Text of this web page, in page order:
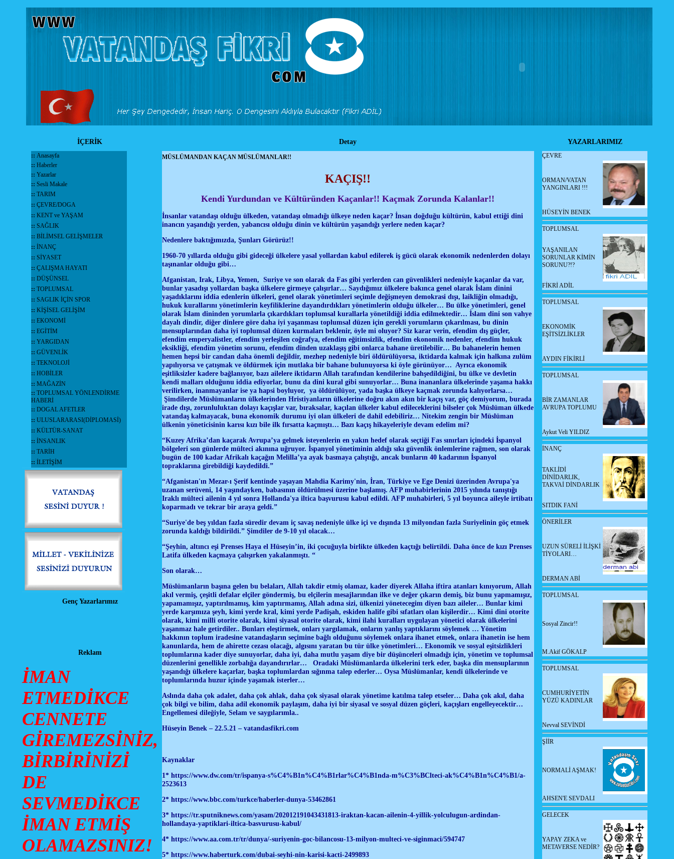
İÇERİK Detay YAZARLARIMIZ
:: Anasayfa
:: Haberler
:: Yazarlar
:: Sesli Makale
:: TARIM
:: ÇEVRE/DOGA
:: KENT ve YAŞAM
:: SAĞLIK
:: BİLİMSEL GELİŞMELER
:: İNANÇ
:: SİYASET
:: ÇALIŞMA HAYATI
:: DÜŞÜNSEL
:: TOPLUMSAL
:: SAGLIK İÇİN SPOR
:: KİŞİSEL GELİŞİM
:: EKONOMİ
:: EGİTİM
:: YARGIDAN
:: GÜVENLİK
:: TEKNOLOJİ
:: HOBİLER
:: MAĞAZİN
:: TOPLUMSAL YÖNLENDİRME
HABERİ
:: DOGAL AFETLER
:: ULUSLARARASI(DİPLOMASİ)
:: KÜLTÜR-SANAT
:: İNSANLIK
:: TARİH
:: İLETİŞİM
Genç Yazarlarımız
Reklam
İMAN
ETMEDİKCE
CENNETE
GİREMEZSİNİZ,
BİRBİRİNİZİ
DE
SEVMEDİKCE
İMAN ETMİŞ
OLAMAZSINIZ!
MÜSLÜMANDAN KAÇAN MÜSLÜMANLAR!!
KAÇIŞ!!
Kendi Yurdundan ve Kültüründen Kaçanlar!! Kaçmak Zorunda Kalanlar!!
İnsanlar vatandaşı olduğu ülkeden, vatandaşı olmadığı ülkeye neden kaçar? İnsan doğduğu kültürün, kabul ettiği dini
inancın yaşandığı yerden, yabancısı olduğu dinin ve kültürün yaşandığı yerlere neden kaçar?
Nedenlere baktığımızda, Şunları Görürüz!!
1960-70 yıllarda olduğu gibi gideceği ülkelere yasal yollardan kabul edilerek iş gücü olarak ekonomik nedenlerden dolayı
taşınanlar olduğu gibi…
Afganistan, Irak, Libya, Yemen, Suriye ve son olarak da Fas gibi yerlerden can güvenlikleri nedeniyle kaçanlar da var,
bunlar yasadışı yollardan başka ülkelere girmeye çalışırlar… Saydığımız ülkelere bakınca genel olarak İslam dinini
yaşadıklarını iddia edenlerin ülkeleri, genel olarak yönetimleri seçimle değişmeyen demokrasi dışı, laikliğin olmadığı,
hukuk kurallarını yönetimlerin keyfiliklerine dayandırdıkları yönetimlerin olduğu ülkeler… Bu ülke yönetimleri, genel
olarak İslam dininden yorumlarla çıkardıkları toplumsal kurallarla yönetildiği iddia edilmektedir… İslam dini son vahye
dayalı dindir, diğer dinlere göre daha iyi yaşanması toplumsal düzen için gerekli yorumların çıkarılması, bu dinin
mensuplarından daha iyi toplumsal düzen kurmaları beklenir, öyle mi oluyor? Siz karar verin, efendim dış güçler,
efendim emperyalistler, efendim yerleşilen coğrafya, efendim eğitimsizlik, efendim ekonomik nedenler, efendim hukuk
eksikliği, efendim yönetim sorunu, efendim dinden uzaklaşış gibi onlarca bahane üretilebilir… Bu bahanelerin hemen
hemen hepsi bir candan daha önemli değildir, mezhep nedeniyle biri öldürülüyorsa, iktidarda kalmak için halkına zulüm
yapılıyorsa ve çatışmak ve öldürmek için mutlaka bir bahane bulunuyorsa ki öyle görünüyor… Ayrıca ekonomik
eşitliksizler kadere bağlanıyor, bazı ailelere iktidarın Allah tarafından kendilerine bahşedildiğini, bu ülke ve devletin
kendi malları olduğunu iddia ediyorlar, bunu da dini kural gibi sunuyorlar… Buna inananlara ülkelerinde yaşama hakkı
verilirken, inanmayanlar ise ya hapsi boyluyor, ya öldürülüyor, yada başka ülkeye kaçmak zorunda kalıyorlarsa…
Şimdilerde Müslümanların ülkelerinden Hristiyanların ülkelerine doğru akın akın bir kaçış var, göç demiyorum, burada
irade dışı, zorunluluktan dolayı kaçışlar var, bıraksalar, kaçılan ülkeler kabul edileceklerini bilseler çok Müslüman ülkede
vatandaş kalmayacak, buna ekonomik durumu iyi olan ülkeleri de dahil edebiliriz… Nitekim zengin bir Müslüman
ülkenin yöneticisinin karısı kızı bile ilk fırsatta kaçmıştı… Bazı kaçış hikayeleriyle devam edelim mi?
“Kuzey Afrika’dan kaçarak Avrupa’ya gelmek isteyenlerin en yakın hedef olarak seçtiği Fas sınırları içindeki İspanyol
bölgeleri son günlerde mülteci akınına uğruyor. İspanyol yönetiminin aldığı sıkı güvenlik önlemlerine rağmen, son olarak
bugün de 100 kadar Afrikalı kaçağın Melilla’ya ayak basmaya çalıştığı, ancak bunların 40 kadarının İspanyol
topraklarına girebildiği kaydedildi.”
“Afganistan'ın Mezar-ı Şerif kentinde yaşayan Mahdia Karimy'nin, İran, Türkiye ve Ege Denizi üzerinden Avrupa'ya
uzanan serüveni, 14 yaşındayken, babasının öldürülmesi üzerine başlamış. AFP muhabirlerinin 2015 yılında tanıştığı
Iraklı mülteci ailenin 4 yıl sonra Hollanda'ya iltica başvurusu kabul edildi. AFP muhabirleri, 5 yıl boyunca aileyle irtibatı
koparmadı ve tekrar bir araya geldi.”
“Suriye'de beş yıldan fazla süredir devam iç savaş nedeniyle ülke içi ve dışında 13 milyondan fazla Suriyelinin göç etmek
zorunda kaldığı bildirildi.” Şimdiler de 9-10 yıl olacak…
“Şeyhin, altıncı eşi Prenses Haya el Hüseyin’in, iki çocuğuyla birlikte ülkeden kaçtığı belirtildi. Daha önce de kızı Prenses
Latifa ülkeden kaçmaya çalışırken yakalanmıştı. “
Son olarak…
Müslümanların başına gelen bu belaları, Allah takdir etmiş olamaz, kader diyerek Allaha iftira atanları kınıyorum, Allah
akıl vermiş, çeşitli defalar elçiler göndermiş, bu elçilerin mesajlarından ilke ve değer çıkarın demiş, biz bunu yapmamışız,
yapamamışız, yaptırılmamış, kim yaptırmamış, Allah adına sizi, ülkenizi yönetecegim diyen bazı aileler… Bunlar kimi
yerde karşımıza şeyh, kimi yerde kral, kimi yerde Padişah, eskiden halife gibi sıfatları olan kişilerdir… Kimi dini otorite
olarak, kimi milli otorite olarak, kimi siyasal otorite olarak, kimi ilahi kuralları uygulayan yönetici olarak ülkelerini
yaşanmaz hale getirdiler.. Bunları eleştirmek, onları yargılamak, onların yanlış yaptıklarını söylemek … Yönetim
hakkının toplum iradesine vatandaşların seçimine bağlı olduğunu söylemek onlara ihanet etmek, onlara ihanetin ise hem
kanunlarda, hem de ahirette cezası olacağı, algısını yaratan bu tür ülke yönetimleri… Ekonomik ve sosyal eşitsizlikleri
toplumlarına kader diye sunuyorlar, daha iyi, daha mutlu yaşam diye bir düşünceleri olmadığı için, yönetim ve toplumsal
düzenlerini genellikle zorbalığa dayandırırlar… Oradaki Müslümanlarda ülkelerini terk eder, başka din mensuplarının
yaşandığı ülkelere kaçarlar, başka toplumlardan sığınma talep ederler… Oysa Müslümanlar, kendi ülkelerinde ve
toplumlarında huzur içinde yaşamak isterler…
Aslında daha çok adalet, daha çok ahlak, daha çok siyasal olarak yönetime katılma talep etseler… Daha çok akıl, daha
çok bilgi ve bilim, daha adil ekonomik paylaşım, daha iyi bir siyasal ve sosyal düzen göçleri, kaçışları engelleyecektir…
Engellemesi dileğiyle, Selam ve saygılarımla..
Hüseyin Benek – 22.5.21 – vatandasfikri.com
Kaynaklar
1* https://www.dw.com/tr/ispanya-s%C4%B1n%C4%B1rlar%C4%B1nda-m%C3%BClteci-ak%C4%B1n%C4%B1/a-
2523613
2* https://www.bbc.com/turkce/haberler-dunya-53462861
3* https://tr.sputniknews.com/yasam/202012191043431813-iraktan-kacan-ailenin-4-yillik-yolculugun-ardindan-
hollandaya-yaptiklari-iltica-basvurusu-kabul/
4* https://www.aa.com.tr/tr/dunya/-suriyenin-goc-bilancosu-13-milyon-multeci-ve-siginmaci/594747
5* https://www.haberturk.com/dubai-seyhi-nin-karisi-kacti-2499893
ÇEVRE
ORMAN/VATAN
YANGINLARI !!!
HÜSEYİN BENEK
TOPLUMSAL
YAŞANILAN
SORUNLAR KİMİN
SORUNU?!?
FİKRİ ADİL
TOPLUMSAL
EKONOMİK
EŞİTSİZLİKLER
AYDIN FİKİRLİ
TOPLUMSAL
BİR ZAMANLAR
AVRUPA TOPLUMU
Aykut Veli YILDIZ
İNANÇ
TAKLİDİ
DİNİDARLIK,
TAKVAİ DİNDARLIK
SITDIK FANİ
ÖNERİLER
UZUN SÜRELİ İLİŞKİ
TİYOLARI…
DERMAN ABİ
TOPLUMSAL
Sosyal Zincir!!
M.Akif GÖKALP
TOPLUMSAL
CUMHURİYETİN
YÜZÜ KADINLAR
Nevval SEVİNDİ
ŞİİR
NORMALİ AŞMAK!
AHSEN'E SEVDALI
GELECEK
YAPAY ZEKA ve
METAVERSE NEDİR?